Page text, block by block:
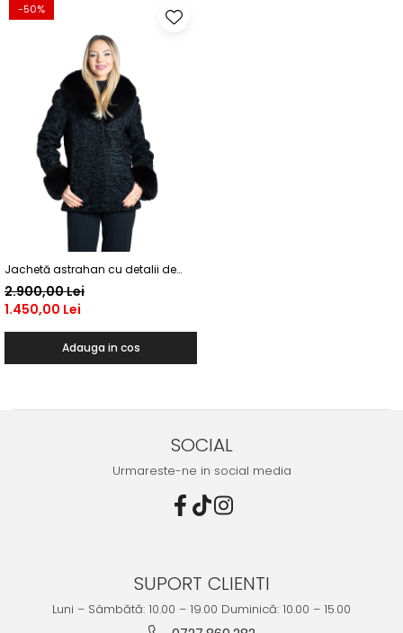
-50%
Jachetă astrahan cu detalii de
vulpe polară maro închis
2.900,00 Lei
1.450,00 Lei
Adauga in cos
SOCIAL
Urmareste-ne in social media
SUPORT CLIENTI
Luni – Sâmbătă: 10.00 – 19.00 Duminică: 10.00 – 15.00